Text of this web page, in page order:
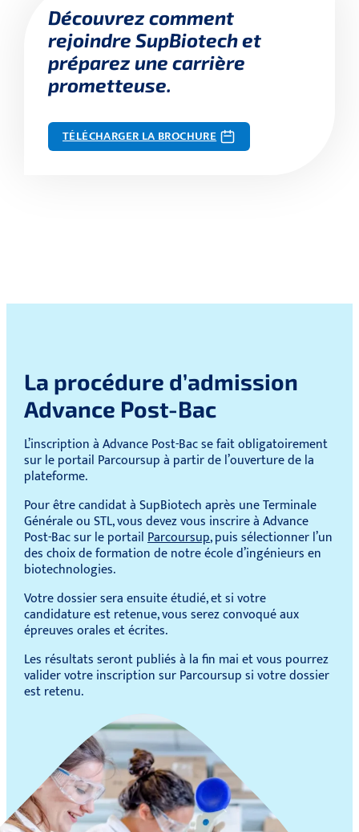
Découvrez comment
rejoindre SupBiotech et
préparez une carrière
prometteuse.
TÉLÉCHARGER LA BROCHURE
La procédure d’admission
Advance Post-Bac
L’inscription à Advance Post-Bac se fait obligatoirement
sur le portail Parcoursup à partir de l’ouverture de la
plateforme.
Pour être candidat à SupBiotech après une Terminale
Générale ou STL, vous devez vous inscrire à Advance
Post-Bac sur le portailParcoursup, puis sélectionner l’un
des choix de formation de notre école d’ingénieurs en
biotechnologies.
Votre dossier sera ensuite étudié, et si votre
candidature est retenue, vous serez convoqué aux
épreuves orales et écrites.
Les résultats seront publiés à la fin mai et vous pourrez
valider votre inscription sur Parcoursup si votre dossier
est retenu.